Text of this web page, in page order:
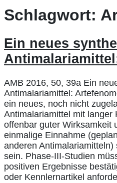
Schlagwort:
Ein neues
AMB 2016, 50, 39a Ein
Antimalariamittel:
ein neues, noch nicht
Antimalariamittel mit langer
offenbar guter Wirksamkeit
einmalige Einnahme
anderen
sein. Phase-III-Studien
positiven Ergebnisse
oder Kennlernartikel